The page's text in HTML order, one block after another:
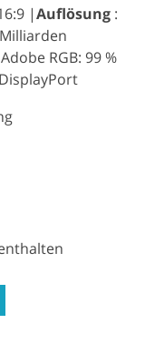
|Auflösung :
RGB: 99 %